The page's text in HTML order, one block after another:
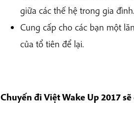
giữa các thế hệ trong gia đình.
Cung cấp cho các bạn một
của tổ tiên để lại.
Chuyến đi Việt Wake Up 2017